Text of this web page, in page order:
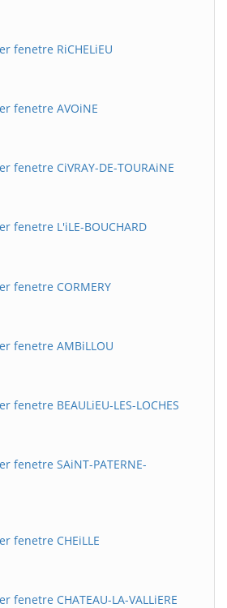
fenetre RiCHELiEU
fenetre AVOiNE
fenetre CiVRAY-DE-TOURAiNE
fenetre L'iLE-BOUCHARD
fenetre CORMERY
fenetre AMBiLLOU
fenetre BEAULiEU-LES-LOCHES
fenetre SAiNT-PATERNE-
fenetre CHEiLLE
fenetre CHATEAU-LA-VALLiERE